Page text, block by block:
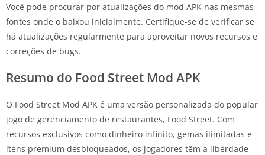
Você pode procurar por atualizações do mod APK nas mesmas
fontes onde o baixou inicialmente. Certifique-se de verificar se
há atualizações regularmente para aproveitar novos recursos e
correções de bugs.
Resumo do Food Street Mod APK
O Food Street Mod APK é uma versão personalizada do popular
jogo de gerenciamento de restaurantes, Food Street. Com
recursos exclusivos como dinheiro infinito, gemas ilimitadas e
itens premium desbloqueados, os jogadores têm a liberdade